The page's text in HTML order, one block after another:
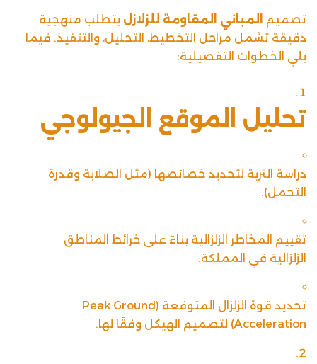
تصميم المباني المقاومة للزلازل يتطلب منهجية
دقيقة تشمل مراحل التخطيط، التحليل، والتنفيذ. فيما
يلي الخطوات التفصيلية:
تحليل الموقع الجيولوجي
دراسة التربة لتحديد خصائصها (مثل الصلابة وقدرة
التحمل).
تقييم المخاطر الزلزالية بناءً على خرائط المناطق
الزلزالية في المملكة.
تحديد قوة الزلزال المتوقعة (Peak Ground
Acceleration) لتصميم الهيكل وفقًا لها.